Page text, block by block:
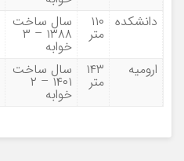
دانشکده ۱۱۰
متر
سال ساخت
۱۳۸۸ – ۳
خوابه
ارومیه ۱۴۳
متر
سال ساخت
۱۴۰۱ – ۲
خوابه